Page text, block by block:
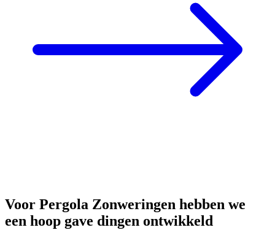
Voor Pergola Zonweringen hebben we
een hoop gave dingen ontwikkeld